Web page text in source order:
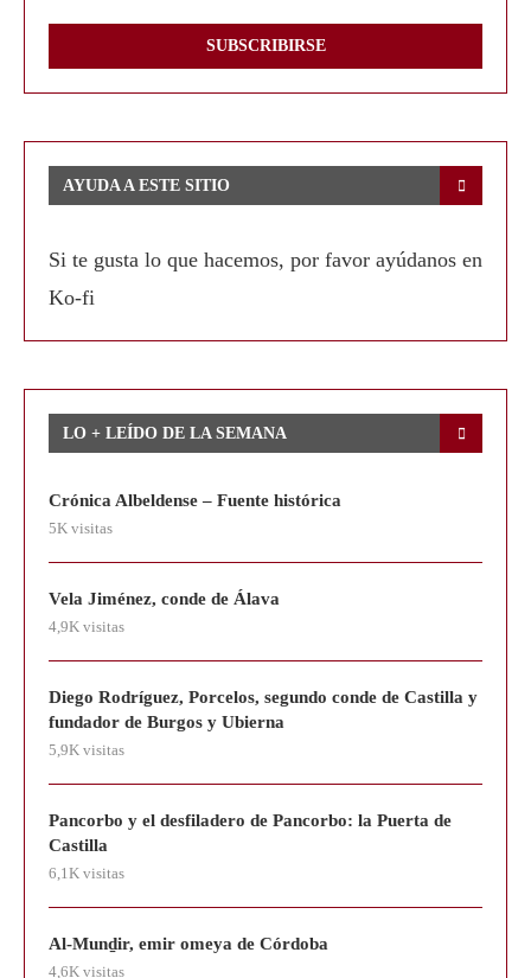
AYUDA A ESTE SITIO
Si te gusta lo que hacemos, por favor ayúdanos en
Ko-fi
LO + LEÍDO DE LA SEMANA
Crónica Albeldense – Fuente histórica
5K visitas
Vela Jiménez, conde de Álava
4,9K visitas
Diego Rodríguez, Porcelos, segundo conde de Castilla y
fundador de Burgos y Ubierna
5,9K visitas
Pancorbo y el desfiladero de Pancorbo: la Puerta de
Castilla
6,1K visitas
Al-Munḏir, emir omeya de Córdoba
4,6K visitas